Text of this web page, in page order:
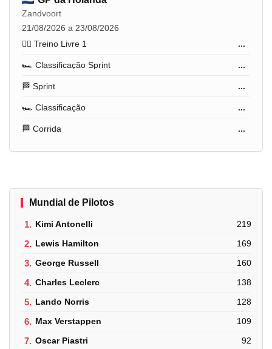
Zandvoort
21/08/2026 a 23/08/2026
🏋️‍♂️ Treino Livre 1
...
🏎️ Classificação Sprint ...
🏁 Sprint ...
🏎️ Classificação ...
🏁 Corrida ...
Mundial de Pilotos
1. Kimi Antonelli 219
2. Lewis Hamilton 169
3. George Russell 160
4. Charles Leclerc 138
5. Lando Norris 128
6. Max Verstappen 109
7. Oscar Piastri 92